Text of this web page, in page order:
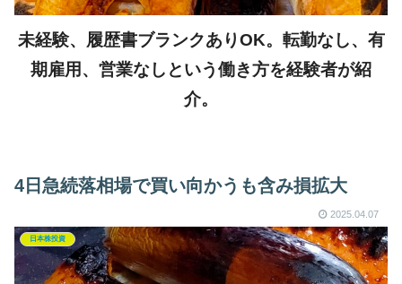
未経験、履歴書ブランクありOK。転勤なし、有
期雇用、営業なしという働き方を経験者が紹
介。
4日急続落相場で買い向かうも含み損拡大
2025.04.07
日本株投資